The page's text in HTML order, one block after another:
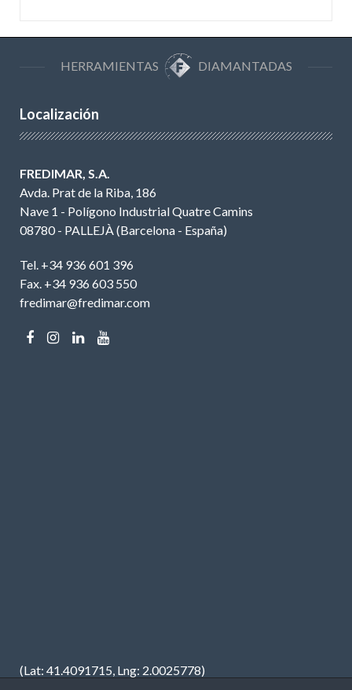
HERRAMIENTAS DIAMANTADAS
Localización
FREDIMAR, S.A.
Avda. Prat de la Riba, 186
Nave 1 - Polígono Industrial Quatre Camins
08780 - PALLEJÀ (Barcelona - España)
Tel. +34 936 601 396
Fax. +34 936 603 550
fredimar@fredimar.com
(Lat: 41.4091715, Lng: 2.0025778)